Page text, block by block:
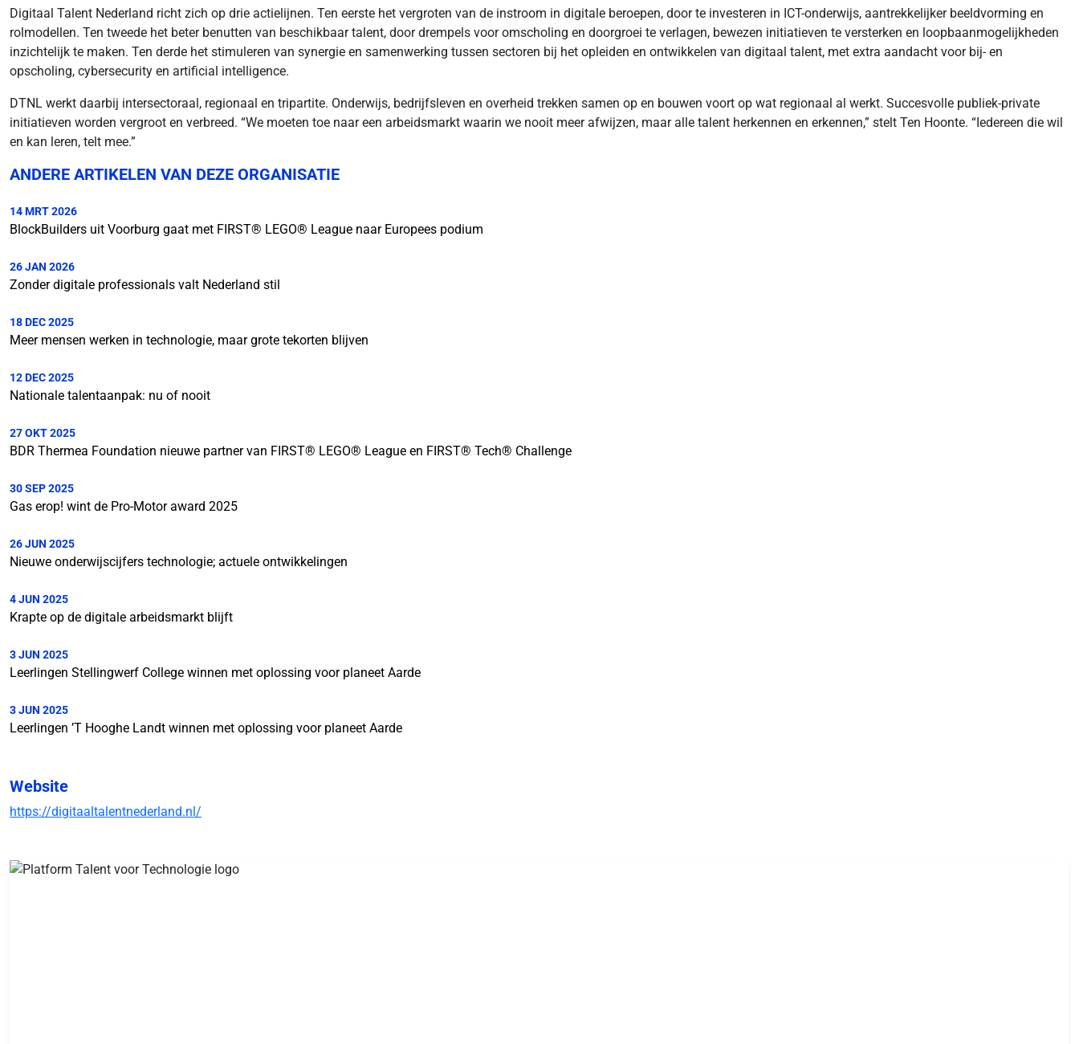
Digitaal Talent Nederland richt zich op drie actielijnen. Ten eerste het vergroten van de instroom in digitale beroepen, door te investeren in ICT-onderwijs, aantrekkelijker beeldvorming en
rolmodellen. Ten tweede het beter benutten van beschikbaar talent, door drempels voor omscholing en doorgroei te verlagen, bewezen initiatieven te versterken en loopbaanmogelijkheden
inzichtelijk te maken. Ten derde het stimuleren van synergie en samenwerking tussen sectoren bij het opleiden en ontwikkelen van digitaal talent, met extra aandacht voor bij- en
opscholing, cybersecurity en artificial intelligence.
DTNL werkt daarbij intersectoraal, regionaal en tripartite. Onderwijs, bedrijfsleven en overheid trekken samen op en bouwen voort op wat regionaal al werkt. Succesvolle publiek-private
initiatieven worden vergroot en verbreed. “We moeten toe naar een arbeidsmarkt waarin we nooit meer afwijzen, maar alle talent herkennen en erkennen,” stelt Ten Hoonte. “Iedereen die wil
en kan leren, telt mee.”
ANDERE ARTIKELEN VAN DEZE ORGANISATIE
14 MRT 2026
BlockBuilders uit Voorburg gaat met FIRST® LEGO® League naar Europees podium
26 JAN 2026
Zonder digitale professionals valt Nederland stil
18 DEC 2025
Meer mensen werken in technologie, maar grote tekorten blijven
12 DEC 2025
Nationale talentaanpak: nu of nooit
27 OKT 2025
BDR Thermea Foundation nieuwe partner van FIRST® LEGO® League en FIRST® Tech® Challenge
30 SEP 2025
Gas erop! wint de Pro-Motor award 2025
26 JUN 2025
Nieuwe onderwijscijfers technologie; actuele ontwikkelingen
4 JUN 2025
Krapte op de digitale arbeidsmarkt blijft
3 JUN 2025
Leerlingen Stellingwerf College winnen met oplossing voor planeet Aarde
3 JUN 2025
Leerlingen ’T Hooghe Landt winnen met oplossing voor planeet Aarde
Website
https://digitaaltalentnederland.nl/